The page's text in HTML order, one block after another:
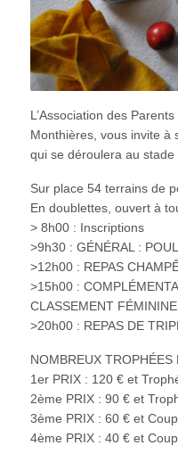
L’Association des
Monthières, vous invite à
qui se déroulera au stade
Sur place 54 terrains de
En doublettes, ouvert à
> 8h00 : Inscriptions
>9h30 : GÉNÉRAL :
>12h00 : REPAS
>15h00 :
CLASSEMENT
>20h00 : REPAS DE
NOMBREUX TROPHÉES
1er PRIX : 120 € et
2ème PRIX : 90 € et
3ème PRIX : 60 € et
4ème PRIX : 40 € et